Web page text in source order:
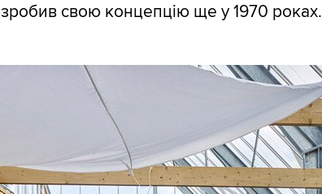
свою концепцію ще у 1970 роках.